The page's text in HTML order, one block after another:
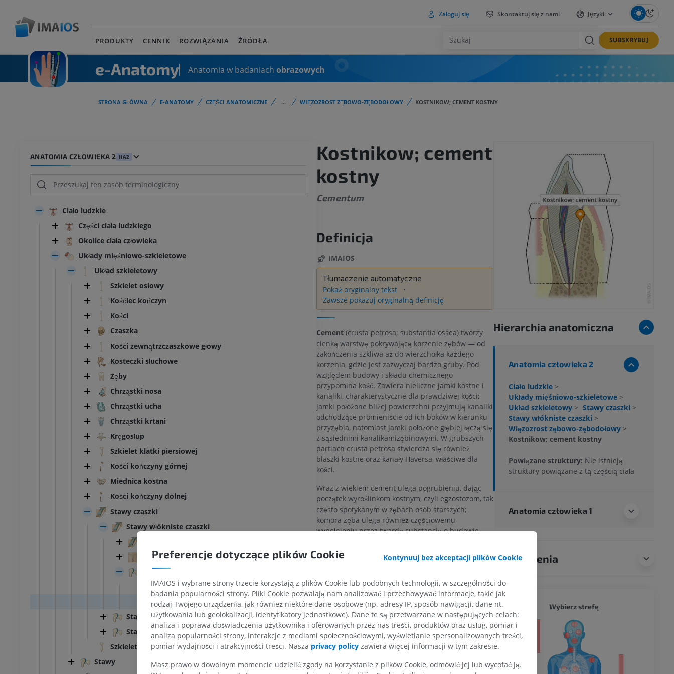
Zaloguj się Skontaktuj się z nami Języki
PRODUKTY CENNIK ROZWIĄZANIA ŹRÓDŁA SUBSKRYBUJ
e-Anatomy Anatomia w badaniach obrazowych
STRONA GŁÓWNA E-ANATOMY CZĘŚCI ANATOMICZNE ... WIĘZOZROST ZĘBOWO-ZĘBODOŁOWY KOSTNIKOW; CEMENT KOSTNY
ANATOMIA CZŁOWIEKA 2 HA2
Ciało ludzkie
Części ciała ludzkiego
Okolice ciała człowieka
Układy mięśniowo-szkieletowe
Układ szkieletowy
Szkielet osiowy
Kośćiec kończyn
Kości
Czaszka
Kości zewnątrzczaszkowe głowy
Kosteczki słuchowe
Zęby
Chrząstki nosa
Chrząstki ucha
Chrząstki krtani
Kręgosłup
Szkielet klatki piersiowej
Kości kończyny górnej
Miednica kostna
Kości kończyny dolnej
Stawy czaszki
Stawy włókniste czaszki
Szwy czaszkowe
Więzozrost zębowo-zębodołowy
Okostna zębodołowa; więzadło ozębnowe
Kostnikow; cement kostny
Stawy chrząstkowe czaszki
Stawy maziówkowe czaszkowe
Szkielet klatki piersiowej
Stawy
Kostnikow; cement
kostny
Cementum
Definicja
IMAIOS
Tłumaczenie automatyczne
Pokaż oryginalny tekst
Zawsze pokazuj oryginalną definicję
Cement(crusta petrosa; substantia ossea) tworzy
cienką warstwę pokrywającą korzenie zębów — od
zakończenia szkliwa aż do wierzchołka każdego
korzenia, gdzie jest zazwyczaj bardzo gruby. Pod
względem budowy i składu chemicznego
przypomina kość. Zawiera nieliczne jamki kostne i
kanaliki, charakterystyczne dla prawdziwej kości;
jamki położone bliżej powierzchni przyjmują kanaliki
odchodzące promieniście od ich boków w kierunku
przyzębia, natomiast jamki położone głębiej łączą się
z sąsiednimi kanalikamizębinowymi. W grubszych
partiach crusta petrosa stwierdza się również
blaszki kostne oraz kanały Haversa, właściwe dla
kości.
Wraz z wiekiem cement ulega pogrubieniu, dając
początek wyroślinkom kostnym, czyli egzostozom, tak
często spotykanym w zębach osób starszych;
komora zęba ulega również częściowemu
wypełnieniu przez twardą substancję o budowie
Owen;zębina wtórna,
substancja ta powstaje w wyniku powolnego
obkurczeniu lub nawet całkowitemu zanikowi.
Czy jest jakiś problem z tym tłumaczeniem?
ZGŁOŚ
Odnośniki
Hierarchia anatomiczna
Anatomia człowieka 2
Ciało ludzkie >
Układy mięśniowo-szkieletowe >
Układ szkieletowy > Stawy czaszki >
Stawy włókniste czaszki >
Więzozrost zębowo-zębodołowy >
Kostnikow; cement kostny
Powiązane struktury: Nie istnieją
struktury powiązane z tą częścią ciała
Anatomia człowieka 1
Tłumaczenia
MRI stawu skokowego
PREMIUM
KOŃCZYNA GÓRNA
RM kończyny górnej
RM
PREMIUM
KOŃCZYNA DOLNA
Kończyna dolna
Ilustracje
PREMIUM
Wybierz strefę
Preferencje dotyczące plików Cookie Kontynuuj bez akceptacji plików Cookie
IMAIOS i wybrane strony trzecie korzystają z plików Cookie lub podobnych technologii, w szczególności do
badania popularności strony. Pliki Cookie pozwalają nam analizować i przechowywać informacje, takie jak
rodzaj Twojego urządzenia, jak również niektóre dane osobowe (np. adresy IP, sposób nawigacji, dane nt.
użytkowania lub geolokalizacji, identyfikatory jednostkowe). Dane te są przetwarzane w następujących celach:
analiza i poprawa doświadczenia użytkownika i oferowanych przez nas treści, produktów oraz usług, pomiar i
analiza popularności strony, interakcje z mediami społecznościowymi, wyświetlanie spersonalizowanych treści,
pomiar wydajności i atrakcyjności treści. Nasza privacy policy zawiera więcej informacji w tym zakresie.
Masz prawo w dowolnym momencie udzielić zgody na korzystanie z plików Cookie, odmówić jej lub wycofać ją.